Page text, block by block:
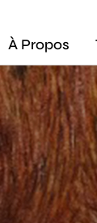
À Propos